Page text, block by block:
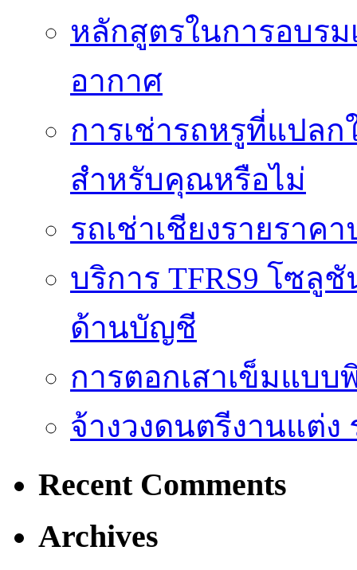
หลักสูตรในการอบร
อากาศ
การเช่ารถหรูที่แปลก
สำหรับคุณหรือไม่
รถเช่าเชียงรายราค
บริการ TFRS9 โซลู
ด้านบัญชี
การตอกเสาเข็มแบบ
จ้างวงดนตรีงานแต่ง
Recent Comments
Archives